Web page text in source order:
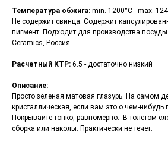
Температура обжига: min. 1200°С - max.
Не содержит свинца. Содержит
пигмент. Подходит для производства
Ceramics, Россия.
Расчетный КТР: 6.5 - достаточно низкий
Описание:
Просто зеленая матовая глазурь. На самом
кристаллическая, если вам это о чем-нибудь
Покрывайте тонко, равномерно. В толстом
сборка или наколы. Практически не течет.